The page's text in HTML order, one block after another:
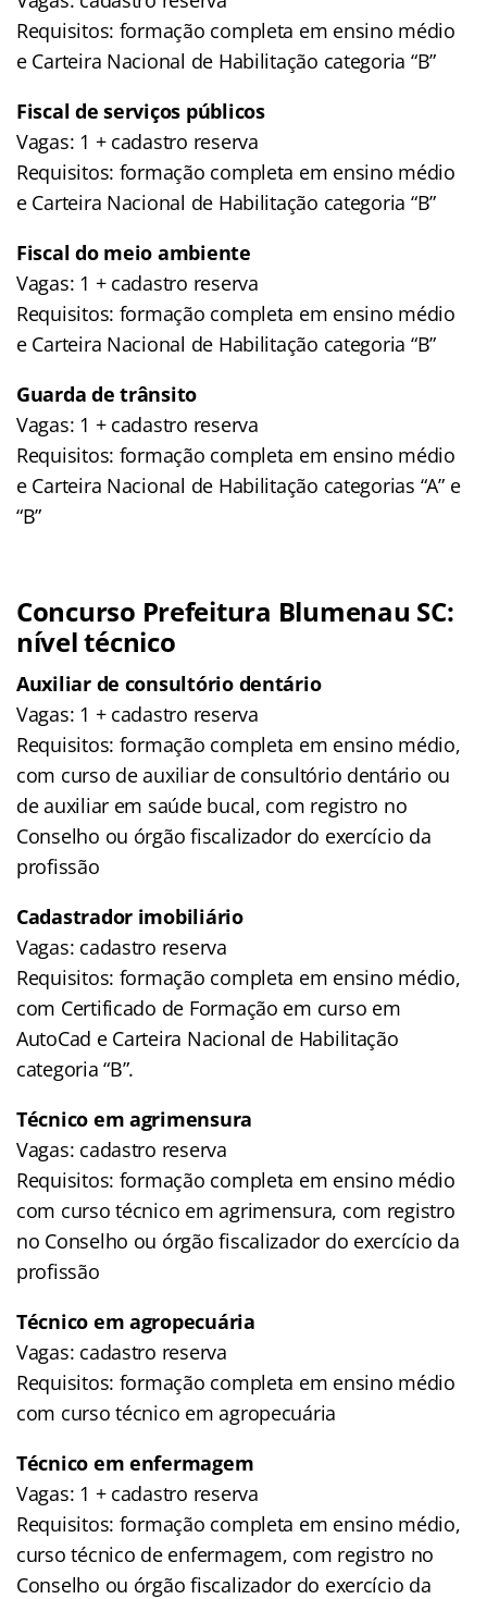
Requisitos: formação completa em ensino médio
e Carteira Nacional de Habilitação categoria “B”
Fiscal de serviços públicos
Vagas: 1 + cadastro reserva
Requisitos: formação completa em ensino médio
e Carteira Nacional de Habilitação categoria “B”
Fiscal do meio ambiente
Vagas: 1 + cadastro reserva
Requisitos: formação completa em ensino médio
e Carteira Nacional de Habilitação categoria “B”
Guarda de trânsito
Vagas: 1 + cadastro reserva
Requisitos: formação completa em ensino médio
e Carteira Nacional de Habilitação categorias “A” e
“B”
Concurso Prefeitura Blumenau SC:
nível técnico
Auxiliar de consultório dentário
Vagas: 1 + cadastro reserva
Requisitos: formação completa em ensino médio,
com curso de auxiliar de consultório dentário ou
de auxiliar em saúde bucal, com registro no
Conselho ou órgão fiscalizador do exercício da
profissão
Cadastrador imobiliário
Vagas: cadastro reserva
Requisitos: formação completa em ensino médio,
com Certificado de Formação em curso em
AutoCad e Carteira Nacional de Habilitação
categoria “B”.
Técnico em agrimensura
Vagas: cadastro reserva
Requisitos: formação completa em ensino médio
com curso técnico em agrimensura, com registro
no Conselho ou órgão fiscalizador do exercício da
profissão
Técnico em agropecuária
Vagas: cadastro reserva
Requisitos: formação completa em ensino médio
com curso técnico em agropecuária
Técnico em enfermagem
Vagas: 1 + cadastro reserva
Requisitos: formação completa em ensino médio,
curso técnico de enfermagem, com registro no
Conselho ou órgão fiscalizador do exercício da